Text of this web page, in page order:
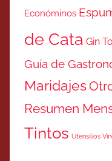
Económinos
de Cata Gin
Guía de
Maridajes
Resumen
Tintos Utensilios